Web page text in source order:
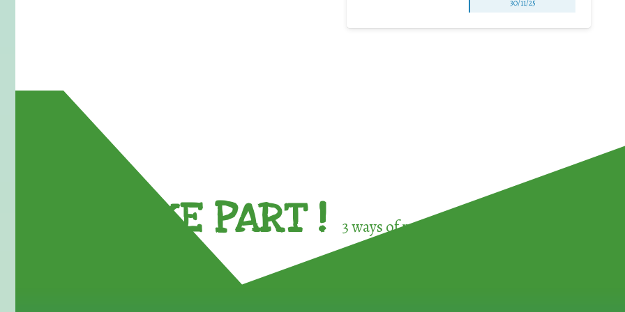
30/11/25
TAKE PART ! 3 ways of participating in the